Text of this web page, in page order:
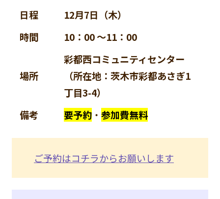
日程
12月7日（木）
時間
10：00 ～11：00
場所
彩都西コミュニティセンター
（所在地：茨木市彩都あさぎ1
丁目3-4）
備考
要予約 ・参加費無料
ご予約はコチラからお願いします